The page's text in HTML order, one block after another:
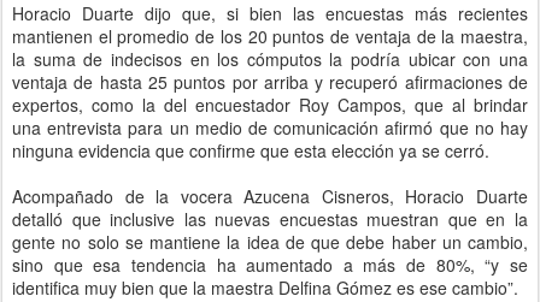
Horacio Duarte dijo que, si bien las encuestas más recientes
mantienen el promedio de los 20 puntos de ventaja de la maestra,
la suma de indecisos en los cómputos la podría ubicar con una
ventaja de hasta 25 puntos por arriba y recuperó afirmaciones de
expertos, como la del encuestador Roy Campos, que al brindar
una entrevista para un medio de comunicación afirmó que no hay
ninguna evidencia que confirme que esta elección ya se cerró.
Acompañado de la vocera Azucena Cisneros, Horacio Duarte
detalló que inclusive las nuevas encuestas muestran que en la
gente no solo se mantiene la idea de que debe haber un cambio,
sino que esa tendencia ha aumentado a más de 80%, “y se
identifica muy bien que la maestra Delfina Gómez es ese cambio”.